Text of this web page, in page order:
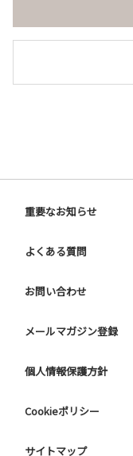
重要なお知らせ
よくある質問
お問い合わせ
メールマガジン登録
個人情報保護方針
Cookieポリシー
サイトマップ